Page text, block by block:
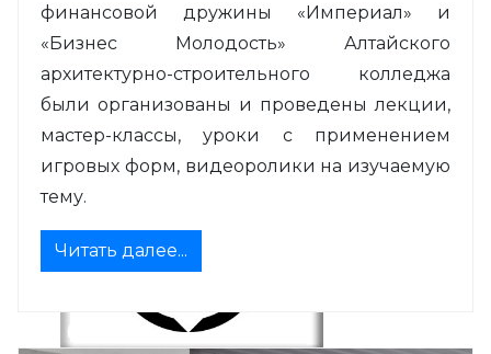
финансовой дружины «Империал» и
«Бизнес Молодость» Алтайского
архитектурно-строительного колледжа
были организованы и проведены лекции,
мастер-классы, уроки с применением
игровых форм, видеоролики на изучаемую
тему.
Читать далее...